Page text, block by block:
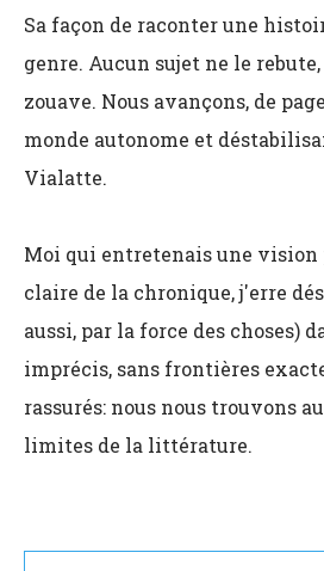
Sa façon de raconter une
genre. Aucun sujet ne le
zouave. Nous avançons, de
monde autonome et
Vialatte.
Moi qui entretenais une vision
claire de la chronique, j'erre
aussi, par la force des choses)
imprécis, sans frontières
rassurés: nous nous trouvons
limites de la littérature.